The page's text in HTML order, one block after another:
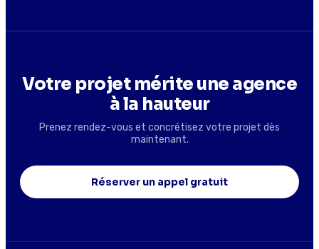
Votre projet mérite une agence
à la hauteur
Prenez rendez-vous et concrétisez votre projet dès
maintenant.
Réserver un appel gratuit